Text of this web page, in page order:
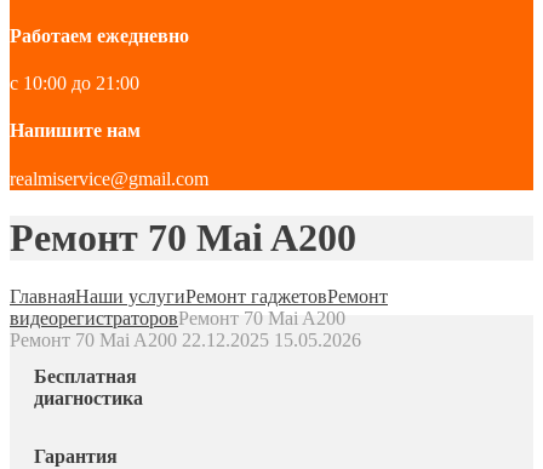
Работаем ежедневно
с 10:00 до 21:00
Напишите нам
realmiservice@gmail.com
Ремонт 70 Mai A200
ГлавнаяНаши услугиРемонт гаджетовРемонт
видеорегистраторовРемонт 70 Mai A200
Ремонт 70 Mai A200 22.12.2025 15.05.2026
Бесплатная
диагностика
Гарантия